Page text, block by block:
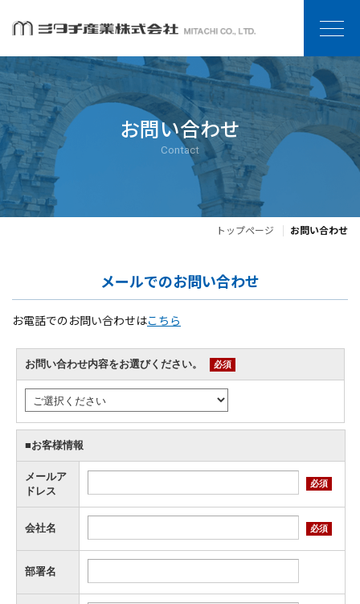
お問い合わせ
Contact
トップページ お問い合わせ
メールでのお問い合わせ
お電話でのお問い合わせはこちら
お問い合わせ内容をお選びください。 必須
■お客様情報
メールア
ドレス
必須
会社名 必須
部署名